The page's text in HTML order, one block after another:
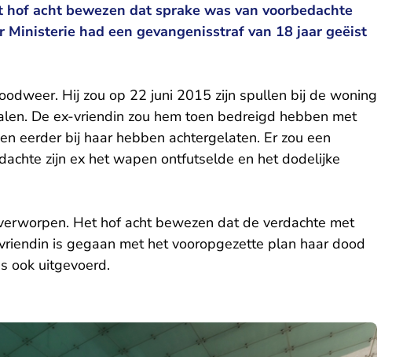
acht bewezen dat sprake was van voorbedachte
Ministerie had een gevangenisstraf van 18 jaar geëist
Hij zou op 22 juni 2015 zijn spullen bij de woning
De ex-vriendin zou hem toen bedreigd hebben met
eerder bij haar hebben achtergelaten. Er zou een
zijn ex het wapen ontfutselde en het dodelijke
Het hof acht bewezen dat de verdachte met
is gegaan met het vooropgezette plan haar dood
ook uitgevoerd.